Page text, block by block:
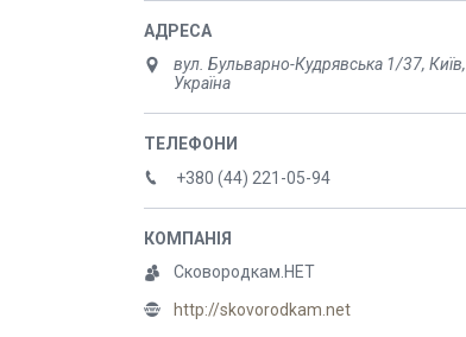
вул. Бульварно-Кудрявська 1/37, Київ,
Україна
+380 (44) 221-05-94
Сковородкам.НЕТ
http://skovorodkam.net